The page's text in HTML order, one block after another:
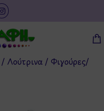
Λούτρινα / Φιγούρες/